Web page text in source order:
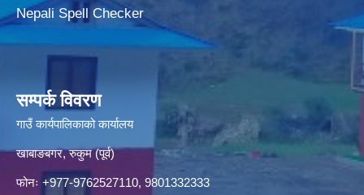
Nepali Spell Checker
सम्पर्क विवरण
गाउँ कार्यपालिकाको कार्यालय
खाबाङबगर, रुकुम (पूर्व)
फोनः +977-9762527110, 9801332333